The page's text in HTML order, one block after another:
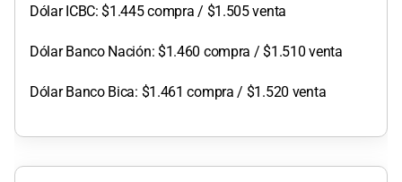
Dólar ICBC: $1.445 compra / $1.505 venta
Dólar Banco Nación: $1.460 compra / $1.510 venta
Dólar Banco Bica: $1.461 compra / $1.520 venta